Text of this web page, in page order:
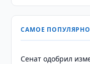
САМОЕ
Сенат одобрил